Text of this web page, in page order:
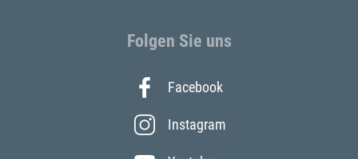
Folgen Sie uns
Facebook
Instagram